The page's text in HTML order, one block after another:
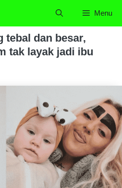
Menu
tebal dan besar,
tak layak jadi ibu